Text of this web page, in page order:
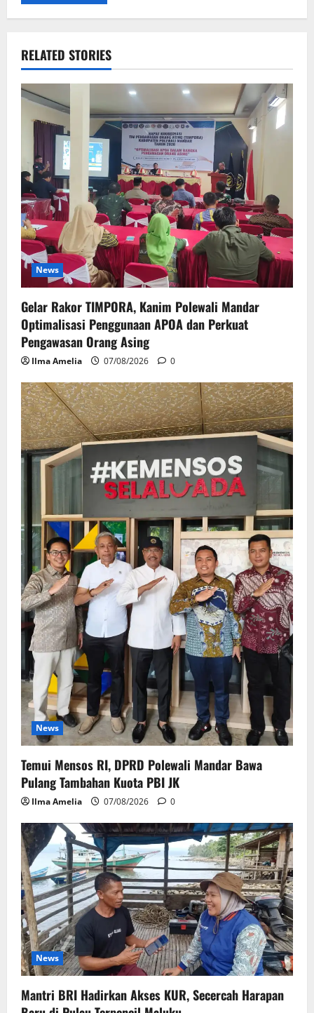
RELATED STORIES
News
Gelar Rakor TIMPORA, Kanim Polewali Mandar
Optimalisasi Penggunaan APOA dan Perkuat
Pengawasan Orang Asing
Ilma Amelia 07/08/2026 0
News
Temui Mensos RI, DPRD Polewali Mandar Bawa
Pulang Tambahan Kuota PBI JK
Ilma Amelia 07/08/2026 0
News
Mantri BRI Hadirkan Akses KUR, Secercah Harapan